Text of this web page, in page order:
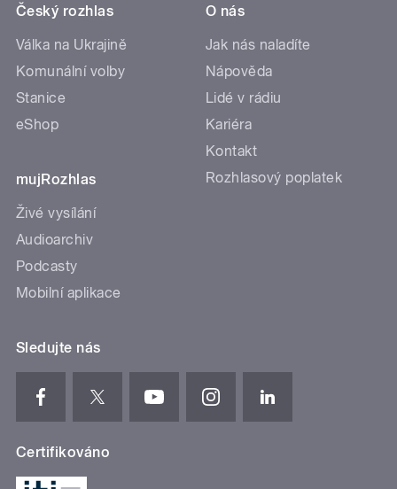
Český rozhlas
Válka na Ukrajině
Komunální volby
Stanice
eShop
mujRozhlas
Živé vysílání
Audioarchiv
Podcasty
Mobilní aplikace
O nás
Jak nás naladíte
Nápověda
Lidé v rádiu
Kariéra
Kontakt
Rozhlasový poplatek
Sledujte nás
Certifikováno